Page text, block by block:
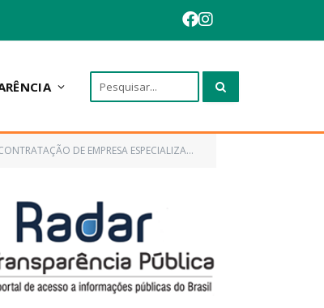
BÁSICO EM ANEXO, DE INTERESSE DA ADMINISTRAÇÃO PÚBLICA DE ANAPURUS/MA)